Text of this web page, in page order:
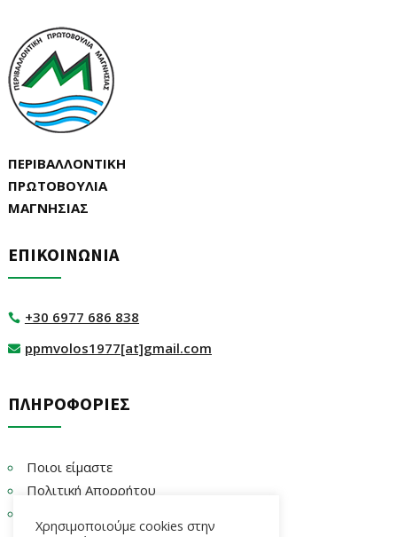
ΠΕΡΙΒΑΛΛΟΝΤΙΚΗ
ΠΡΩΤΟΒΟΥΛΙΑ
ΜΑΓΝΗΣΙΑΣ
ΕΠΙΚΟΙΝΩΝΙΑ
 +30 6977 686 838
 ppmvolos1977[at]gmail.com
ΠΛΗΡΟΦΟΡΙΕΣ
Ποιοι είμαστε
Πολιτική Απορρήτου
Χρησιμοποιούμε cookies στην